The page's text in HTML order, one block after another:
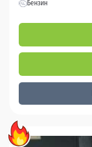
Бензин